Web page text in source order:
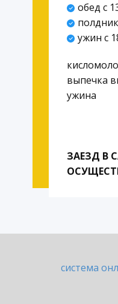
обед с
ужин с
выпечка
ужина
ЗАЕЗД В
система